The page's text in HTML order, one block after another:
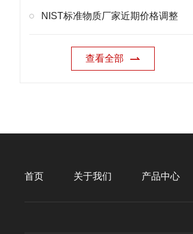
NIST标准物质厂家近期价格调整
查看全部
首页 关于我们 产品中心